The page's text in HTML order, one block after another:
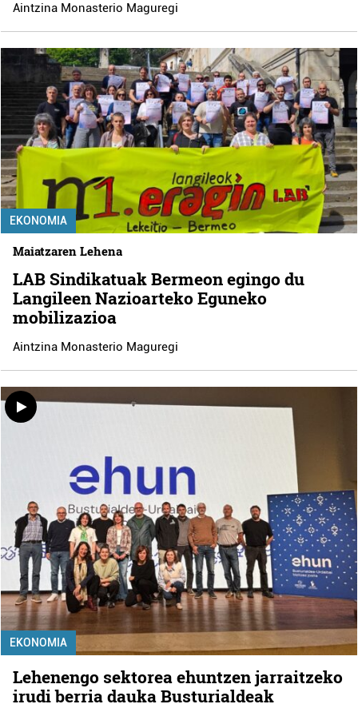
Aintzina Monasterio Maguregi
EKONOMIA
Maiatzaren Lehena
LAB Sindikatuak Bermeon egingo du
Langileen Nazioarteko Eguneko
mobilizazioa
Aintzina Monasterio Maguregi
EKONOMIA
Lehenengo sektorea ehuntzen jarraitzeko
irudi berria dauka Busturialdeak